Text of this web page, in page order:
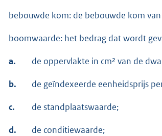
bebouwde kom: de bebouwde kom
boomwaarde: het bedrag dat wordt
a. de oppervlakte in cm² van de
b. de geïndexeerde eenheidsprijs
c. de standplaatswaarde;
d. de conditiewaarde;